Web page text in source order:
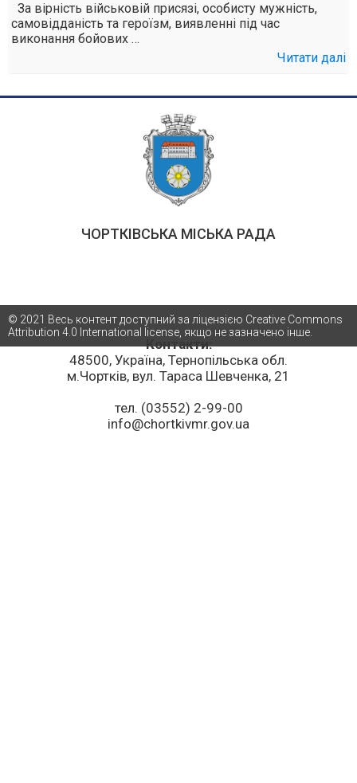
За вірність військовій присязі, особисту мужність,
самовідданість та героїзм, виявленні під час
виконання бойових …
Читати далі
ЧОРТКІВСЬКА МІСЬКА РАДА
Контакти:
48500, Україна, Тернопільська обл.
м.Чортків, вул. Тараса Шевченка, 21
тел. (03552) 2-99-00
info@chortkivmr.gov.ua
© 2021 Весь контент доступний за ліцензією Creative Commons
Attribution 4.0 International license, якщо не зазначено інше.